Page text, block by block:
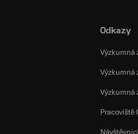
Odkazy
Výzkumná
Výzkumná
Pracoviště